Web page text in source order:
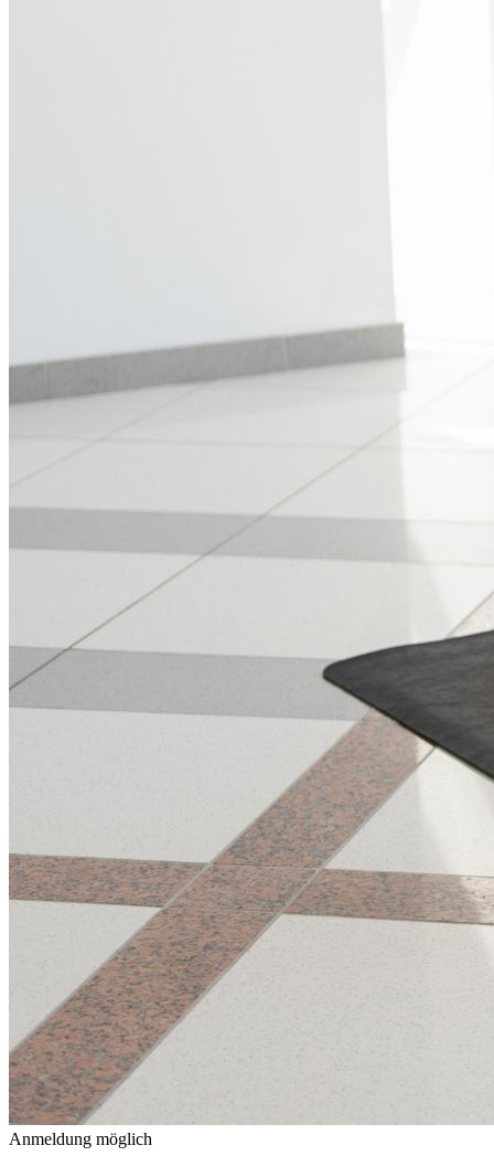
Anmeldung möglich